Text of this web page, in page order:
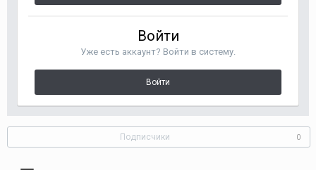
Войти
Уже есть аккаунт? Войти в систему.
Войти
Подписчики 0